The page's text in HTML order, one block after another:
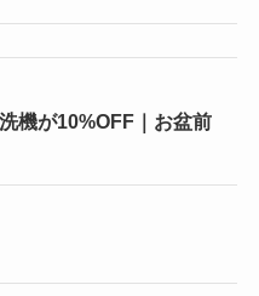
機が10%OFF｜お盆前